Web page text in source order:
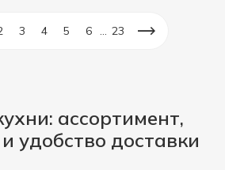
3 4 5 6 23
ассортимент,
удобство доставки